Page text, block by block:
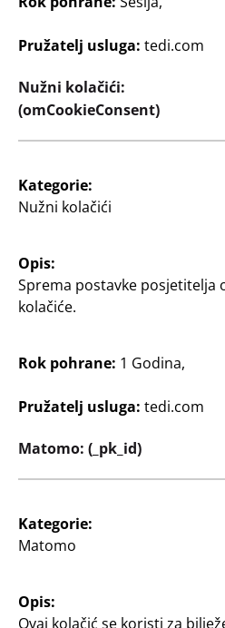
Filter
35 Članak
vanjski
Posuda za roštilj od
nehrđajućeg čelika
4
Slobodno vrijeme &
Četka za roštilj
s čelikom na prednjoj
Pružatelj usluga: tedi.com
Nužni kolačići:
(omCookieConsent)
Kategorie:
Nužni kolačići
Opis:
Sprema postavke posjetitelja
kolačiće.
Rok pohrane: 1 Godina,
Pružatelj usluga: tedi.com
Matomo: (_pk_id)
Kategorie:
Matomo
Opis:
Ovaj kolačić se koristi za